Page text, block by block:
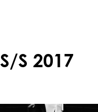
S/S 2017